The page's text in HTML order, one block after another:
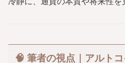
🧠 筆者の視点｜アルト